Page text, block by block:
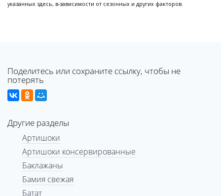
указанных здесь, в-зависимости от сезонных и других факторов.
Поделитесь или сохраните ссылку, чтобы не
потерять
Другие разделы
Артишоки
Артишоки консервированные
Баклажаны
Бамия свежая
Батат